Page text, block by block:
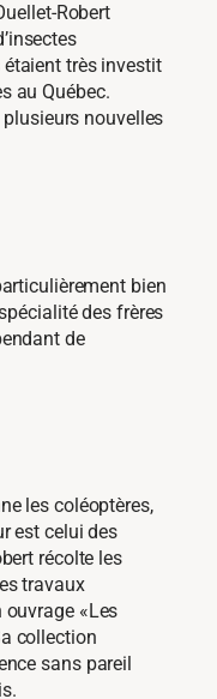
Robert
très investit
au Québec.
plusieurs nouvelles
bien
des frères
de
les coléoptères,
est celui des
récolte les
travaux
«Les
collection
sans pareil